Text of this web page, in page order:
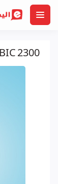
4 قلم فلوماتسر BIC 2300